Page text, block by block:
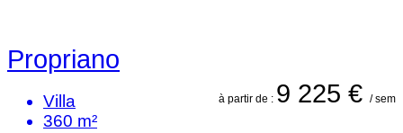
Propriano
à partir de : 9 225 € / sem
Villa
360 m²